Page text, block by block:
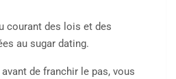
courant des lois et des
au sugar dating.
de franchir le pas, vous